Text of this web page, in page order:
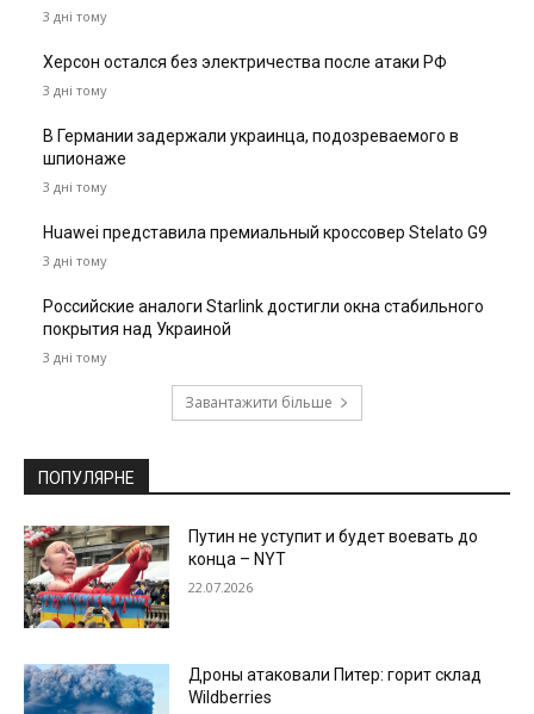
3 дні тому
Херсон остался без электричества после атаки РФ
3 дні тому
В Германии задержали украинца, подозреваемого в
шпионаже
3 дні тому
Huawei представила премиальный кроссовер Stelato G9
3 дні тому
Российские аналоги Starlink достигли окна стабильного
покрытия над Украиной
3 дні тому
Завантажити більше
ПОПУЛЯРНЕ
Путин не уступит и будет воевать до
конца – NYT
22.07.2026
Дроны атаковали Питер: горит склад
Wildberries